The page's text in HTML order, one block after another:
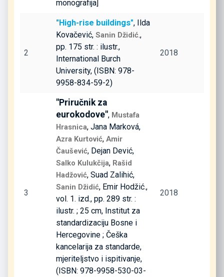
monografija]
2
"High-rise buildings", Ilda
Kovačević, Sanin Džidić.,
pp. 175 str. : ilustr.,
International Burch
University, (ISBN: 978-
9958-834-59-2)
2018
3
"Priručnik za
eurokodove", Mustafa
Hrasnica, Jana Marková,
Azra Kurtović, Amir
Čaušević, Dejan Dević,
Salko Kulukčija, Rašid
Hadžović, Suad Zalihić,
Sanin Džidić, Emir Hodžić.,
vol. 1. izd., pp. 289 str. :
ilustr. ; 25 cm, Institut za
standardizaciju Bosne i
Hercegovine ; Češka
kancelarija za standarde,
mjeriteljstvo i ispitivanje,
(ISBN: 978-9958-530-03-
2018